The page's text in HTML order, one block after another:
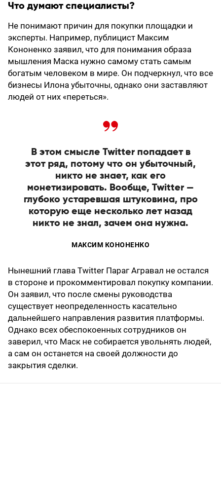
Что думают специалисты?
Не понимают причин для покупки площадки и
эксперты. Например, публицист Максим
Кононенко заявил, что для понимания образа
мышления Маска нужно самому стать самым
богатым человеком в мире. Он подчеркнул, что все
бизнесы Илона убыточны, однако они заставляют
людей от них «переться».
В этом смысле Twitter попадает в
этот ряд, потому что он убыточный,
никто не знает, как его
монетизировать. Вообще, Twitter —
глубоко устаревшая штуковина, про
которую еще несколько лет назад
никто не знал, зачем она нужна.
МАКСИМ КОНОНЕНКО
Нынешний глава Twitter Параг Агравал не остался
в стороне и прокомментировал покупку компании.
Он заявил, что после смены руководства
существует неопределенность касательно
дальнейшего направления развития платформы.
Однако всех обеспокоенных сотрудников он
заверил, что Маск не собирается увольнять людей,
а сам он останется на своей должности до
закрытия сделки.